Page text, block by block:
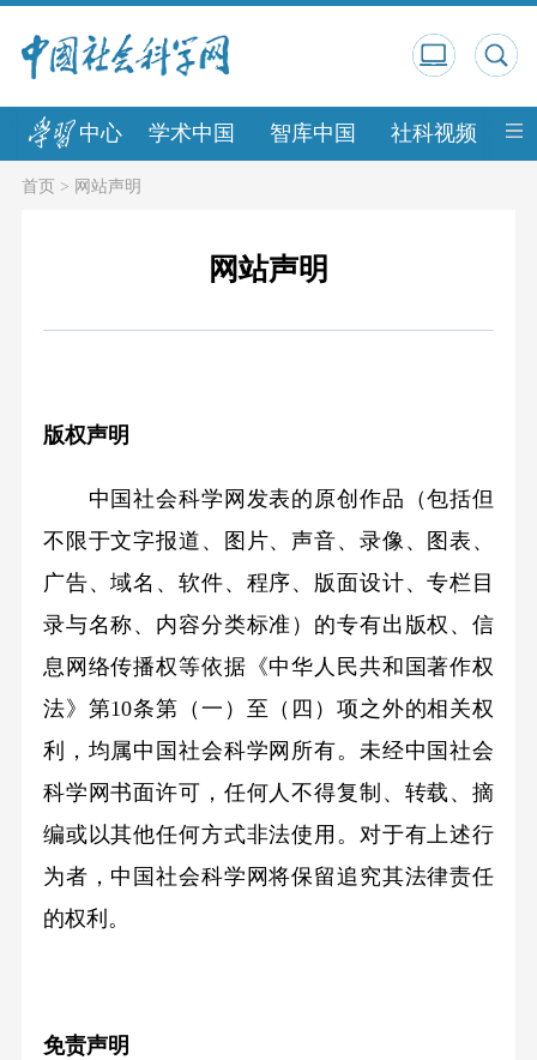
中心 学术中国 智库中国 社科视频 中
首页> 网站声明
网站声明
版权声明
中国社会科学网发表的原创作品（包括但
不限于文字报道、图片、声音、录像、图表、
广告、域名、软件、程序、版面设计、专栏目
录与名称、内容分类标准）的专有出版权、信
息网络传播权等依据《中华人民共和国著作权
法》第10条第（一）至（四）项之外的相关权
利，均属中国社会科学网所有。未经中国社会
科学网书面许可，任何人不得复制、转载、摘
编或以其他任何方式非法使用。对于有上述行
为者，中国社会科学网将保留追究其法律责任
的权利。
免责声明